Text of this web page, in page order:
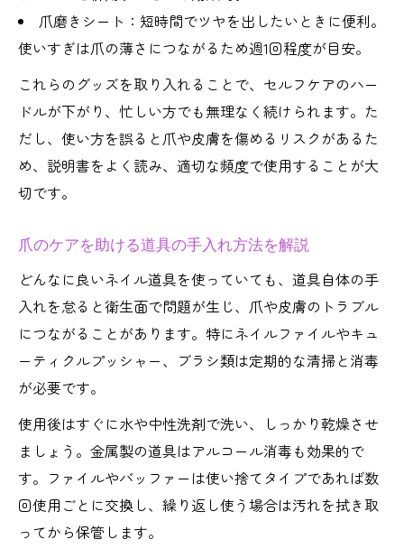
爪磨きシート：短時間でツヤを出したいときに便利。
使いすぎは爪の薄さにつながるため週1回程度が目安。
これらのグッズを取り入れることで、セルフケアのハー
ドルが下がり、忙しい方でも無理なく続けられます。た
だし、使い方を誤ると爪や皮膚を傷めるリスクがあるた
め、説明書をよく読み、適切な頻度で使用することが大
切です。
爪のケアを助ける道具の手入れ方法を解説
どんなに良いネイル道具を使っていても、道具自体の手
入れを怠ると衛生面で問題が生じ、爪や皮膚のトラブル
につながることがあります。特にネイルファイルやキュ
ーティクルプッシャー、ブラシ類は定期的な清掃と消毒
が必要です。
使用後はすぐに水や中性洗剤で洗い、しっかり乾燥させ
ましょう。金属製の道具はアルコール消毒も効果的で
す。ファイルやバッファーは使い捨てタイプであれば数
回使用ごとに交換し、繰り返し使う場合は汚れを拭き取
ってから保管します。